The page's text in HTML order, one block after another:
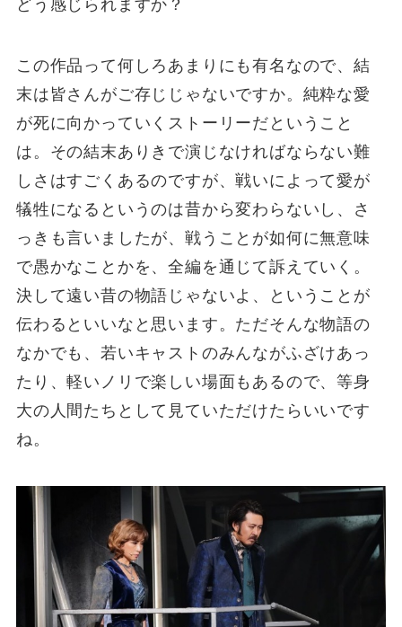
どう感じられますか？
この作品って何しろあまりにも有名なので、結
末は皆さんがご存じじゃないですか。純粋な愛
が死に向かっていくストーリーだということ
は。その結末ありきで演じなければならない難
しさはすごくあるのですが、戦いによって愛が
犠牲になるというのは昔から変わらないし、さ
っきも言いましたが、戦うことが如何に無意味
で愚かなことかを、全編を通じて訴えていく。
決して遠い昔の物語じゃないよ、ということが
伝わるといいなと思います。ただそんな物語の
なかでも、若いキャストのみんながふざけあっ
たり、軽いノリで楽しい場面もあるので、等身
大の人間たちとして見ていただけたらいいです
ね。